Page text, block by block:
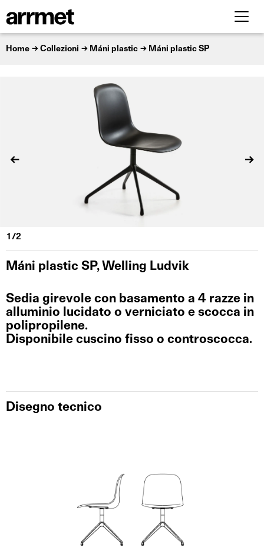
Home Collezioni Máni plastic Máni plastic SP
Máni plastic SP, Welling Ludvik
Sedia girevole con basamento a 4 razze in
alluminio lucidato o verniciato e scocca in
polipropilene.
Disponibile cuscino fisso o controscocca.
Disegno tecnico